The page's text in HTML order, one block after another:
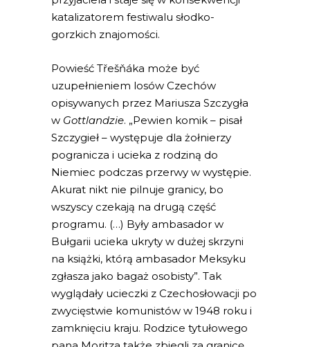
katalizatorem festiwalu słodko-
gorzkich znajomości.
Powieść Třešňáka może być
uzupełnieniem losów Czechów
opisywanych przez Mariusza Szczygła
w Gottlandzie. „Pewien komik – pisał
Szczygieł – występuje dla żołnierzy
pogranicza i ucieka z rodziną do
Niemiec podczas przerwy w występie.
Akurat nikt nie pilnuje granicy, bo
wszyscy czekają na drugą część
programu. (…) Były ambasador w
Bułgarii ucieka ukryty w dużej skrzyni
na książki, którą ambasador Meksyku
zgłasza jako bagaż osobisty”. Tak
wyglądały ucieczki z Czechosłowacji po
zwycięstwie komunistów w 1948 roku i
zamknięciu kraju. Rodzice tytułowego